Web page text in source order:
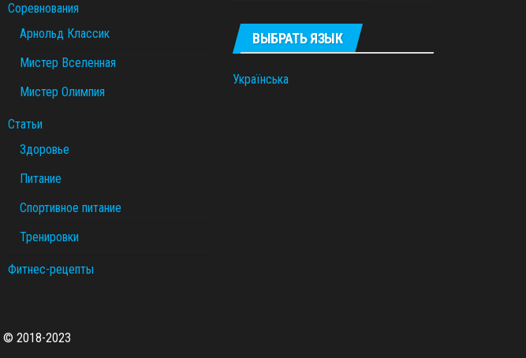
Соревнования
Арнольд Классик
Мистер Вселенная
Мистер Олимпия
Статьи
Здоровье
Питание
Спортивное питание
Тренировки
Фитнес-рецепты
ВЫБРАТЬ ЯЗЫК
Українська
© 2018-2023